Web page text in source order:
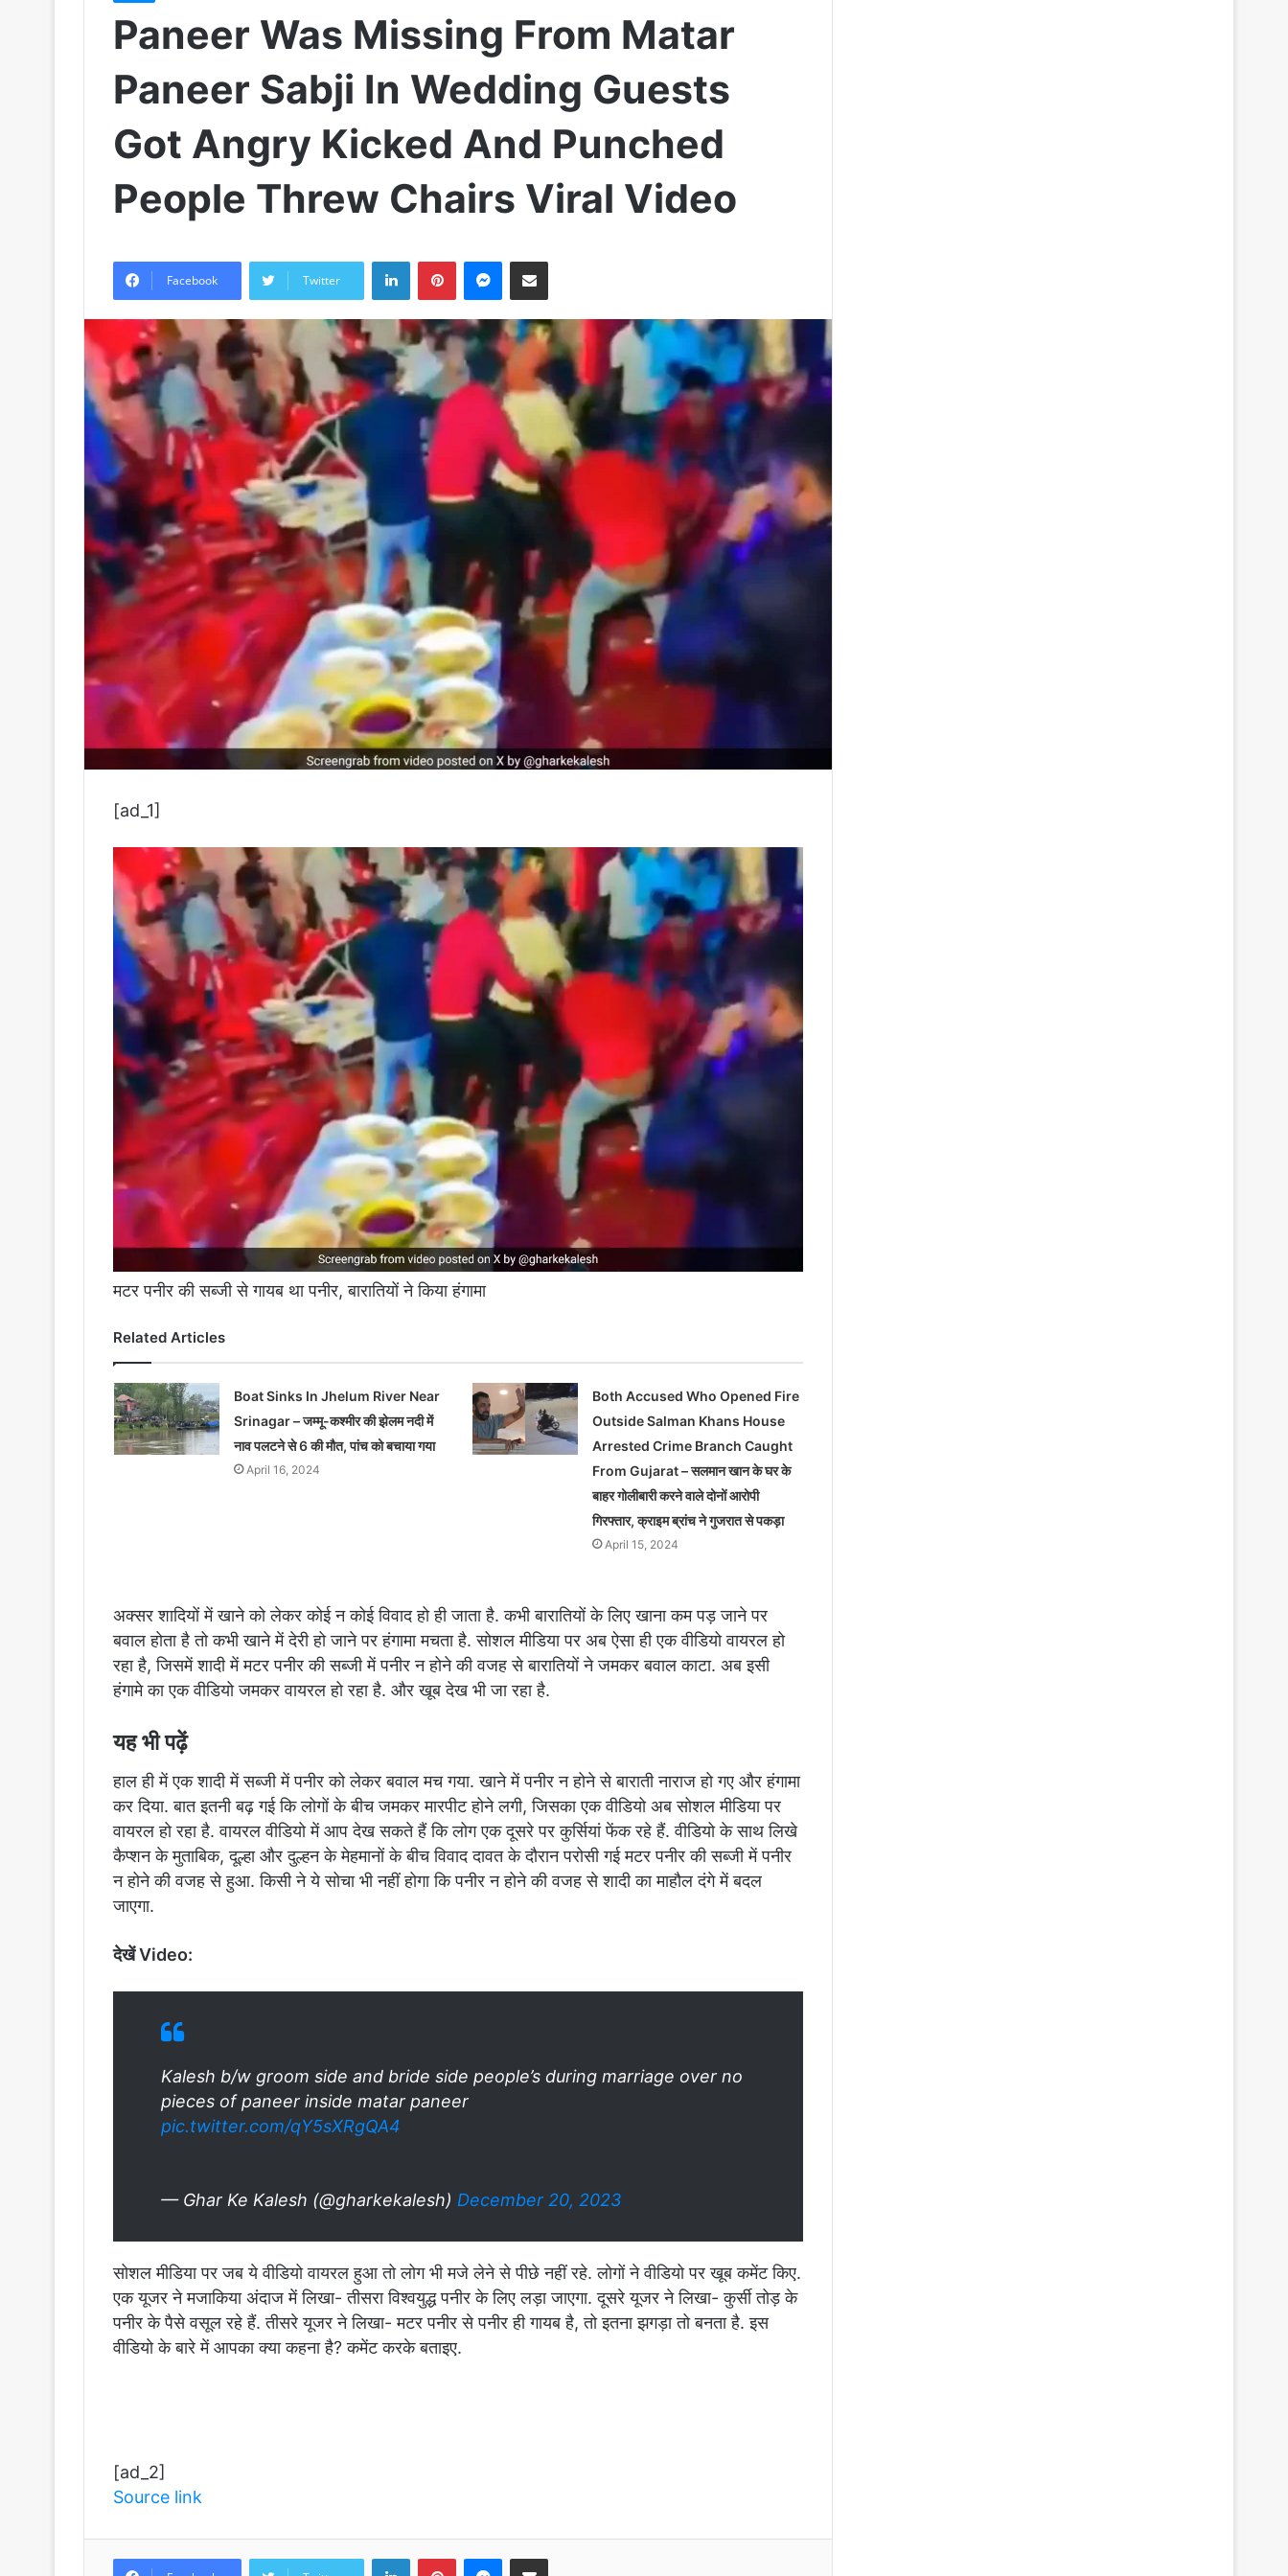
Paneer Was Missing From Matar
Paneer Sabji In Wedding Guests
Got Angry Kicked And Punched
People Threw Chairs Viral Video
Facebook Twitter
[ad_1]
मटर पनीर की सब्जी से गायब था पनीर, बारातियों ने किया हंगामा
Related Articles
Boat Sinks In Jhelum River Near
Srinagar – जम्मू-कश्मीर की झेलम नदी में
नाव पलटने से 6 की मौत, पांच को बचाया गया
April 16, 2024
Both Accused Who Opened Fire
Outside Salman Khans House
Arrested Crime Branch Caught
From Gujarat – सलमान खान के घर के
बाहर गोलीबारी करने वाले दोनों आरोपी
गिरफ्तार, क्राइम ब्रांच ने गुजरात से पकड़ा
April 15, 2024
अक्सर शादियों में खाने को लेकर कोई न कोई विवाद हो ही जाता है. कभी बारातियों के लिए खाना कम पड़ जाने पर
बवाल होता है तो कभी खाने में देरी हो जाने पर हंगामा मचता है. सोशल मीडिया पर अब ऐसा ही एक वीडियो वायरल हो
रहा है, जिसमें शादी में मटर पनीर की सब्जी में पनीर न होने की वजह से बारातियों ने जमकर बवाल काटा. अब इसी
हंगामे का एक वीडियो जमकर वायरल हो रहा है. और खूब देख भी जा रहा है.
यह भी पढ़ें
हाल ही में एक शादी में सब्जी में पनीर को लेकर बवाल मच गया. खाने में पनीर न होने से बाराती नाराज हो गए और हंगामा
कर दिया. बात इतनी बढ़ गई कि लोगों के बीच जमकर मारपीट होने लगी, जिसका एक वीडियो अब सोशल मीडिया पर
वायरल हो रहा है. वायरल वीडियो में आप देख सकते हैं कि लोग एक दूसरे पर कुर्सियां फेंक रहे हैं. वीडियो के साथ लिखे
कैप्शन के मुताबिक, दूल्हा और दुल्हन के मेहमानों के बीच विवाद दावत के दौरान परोसी गई मटर पनीर की सब्जी में पनीर
न होने की वजह से हुआ. किसी ने ये सोचा भी नहीं होगा कि पनीर न होने की वजह से शादी का माहौल दंगे में बदल
जाएगा.
देखें Video:
Kalesh b/w groom side and bride side people’s during marriage over no
pieces of paneer inside matar paneer
pic.twitter.com/qY5sXRgQA4
— Ghar Ke Kalesh (@gharkekalesh) December 20, 2023
सोशल मीडिया पर जब ये वीडियो वायरल हुआ तो लोग भी मजे लेने से पीछे नहीं रहे. लोगों ने वीडियो पर खूब कमेंट किए.
एक यूजर ने मजाकिया अंदाज में लिखा- तीसरा विश्वयुद्ध पनीर के लिए लड़ा जाएगा. दूसरे यूजर ने लिखा- कुर्सी तोड़ के
पनीर के पैसे वसूल रहे हैं. तीसरे यूजर ने लिखा- मटर पनीर से पनीर ही गायब है, तो इतना झगड़ा तो बनता है. इस
वीडियो के बारे में आपका क्या कहना है? कमेंट करके बताइए.
[ad_2]
Source link